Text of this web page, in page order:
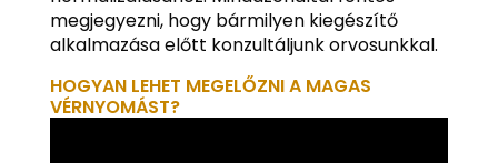
megjegyezni, hogy bármilyen kiegészítő
alkalmazása előtt konzultáljunk orvosunkkal.
HOGYAN LEHET MEGELŐZNI A MAGAS
VÉRNYOMÁST?